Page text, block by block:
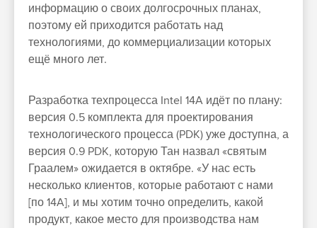
информацию о своих долгосрочных планах,
поэтому ей приходится работать над
технологиями, до коммерциализации которых
ещё много лет.
Разработка техпроцесса Intel 14A идёт по плану:
версия 0.5 комплекта для проектирования
технологического процесса (PDK) уже доступна, а
версия 0.9 PDK, которую Тан назвал «святым
Граалем» ожидается в октябре. «У нас есть
несколько клиентов, которые работают с нами
[по 14A], и мы хотим точно определить, какой
продукт, какое место для производства нам